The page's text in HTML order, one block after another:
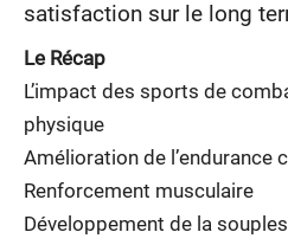
satisfaction sur le long
Le Récap
L’impact des sports de
physique
Amélioration de l’endurance
Renforcement musculaire
Développement de la